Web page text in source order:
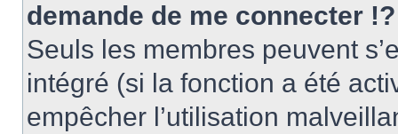
demande de me connecter !?
Seuls les membres peuvent
intégré (si la fonction a été
empêcher l’utilisation